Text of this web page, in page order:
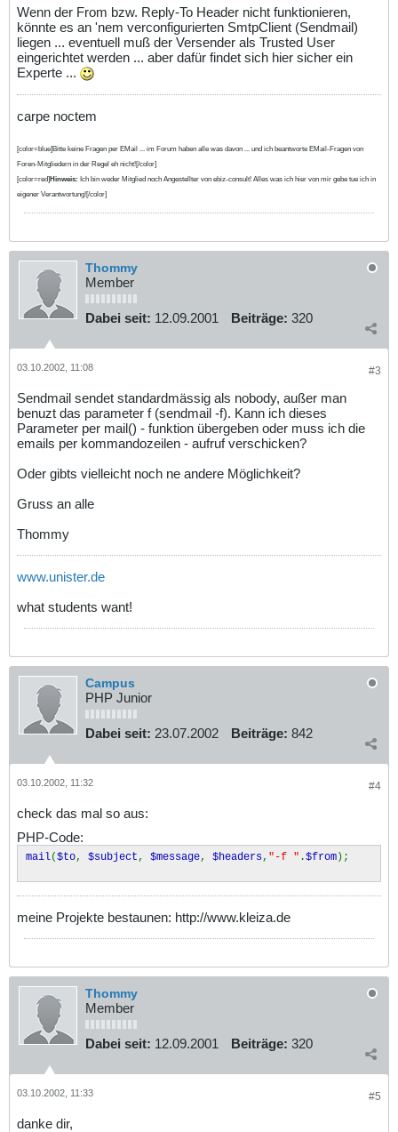
Wenn der From bzw. Reply-To Header nicht funktionieren,
könnte es an 'nem verconfigurierten SmtpClient (Sendmail)
liegen ... eventuell muß der Versender als Trusted User
eingerichtet werden ... aber dafür findet sich hier sicher ein
Experte ...
carpe noctem
[color=blue]Bitte keine Fragen per EMail ... im Forum haben alle was davon ... und ich beantworte EMail-Fragen von
Foren-Mitgliedern in der Regel eh nicht![/color]
[color=red]Hinweis: Ich bin weder Mitglied noch Angestellter von ebiz-consult! Alles was ich hier von mir gebe tue ich in
eigener Verantwortung![/color]
Thommy
Member
Dabei seit: 12.09.2001 Beiträge: 320
#3
03.10.2002, 11:08
Sendmail sendet standardmässig als nobody, außer man
benuzt das parameter f (sendmail -f). Kann ich dieses
Parameter per mail() - funktion übergeben oder muss ich die
emails per kommandozeilen - aufruf verschicken?
Oder gibts vielleicht noch ne andere Möglichkeit?
Gruss an alle
Thommy
www.unister.de
what students want!
Campus
PHP Junior
Dabei seit: 23.07.2002 Beiträge: 842
#4
03.10.2002, 11:32
check das mal so aus:
PHP-Code:
mail($to, $subject , $message, $headers, "-f " .$from);
meine Projekte bestaunen: http://www.kleiza.de
Thommy
Member
Dabei seit: 12.09.2001 Beiträge: 320
#5
03.10.2002, 11:33
danke dir,